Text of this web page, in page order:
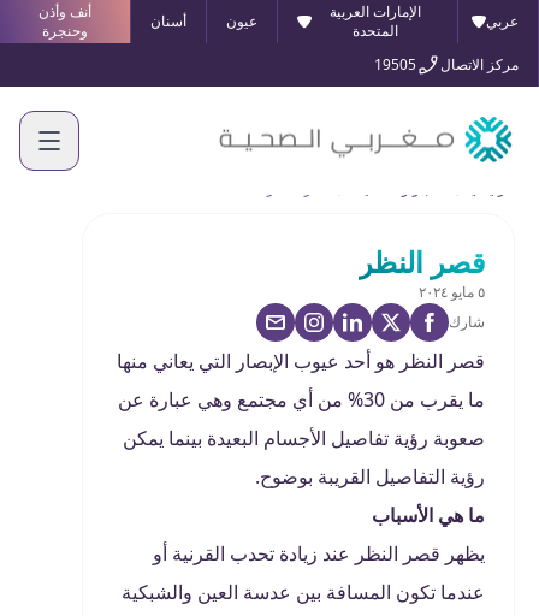
عربي
الإمارات العربية
المتحدة
عيون أسنان
أنف وأذن
وحنجرة
مركز الاتصال
19505
قصر النظر
٥ مايو ٢٠٢٤
شارك
قصر النظر هو أحد عيوب الإبصار التي يعاني منها
ما يقرب من 30% من أي مجتمع وهي عبارة عن
صعوبة رؤية تفاصيل الأجسام البعيدة بينما يمكن
رؤية التفاصيل القريبة بوضوح.
ما هي الأسباب
يظهر قصر النظر عند زيادة تحدب القرنية أو
عندما تكون المسافة بين عدسة العين والشبكية